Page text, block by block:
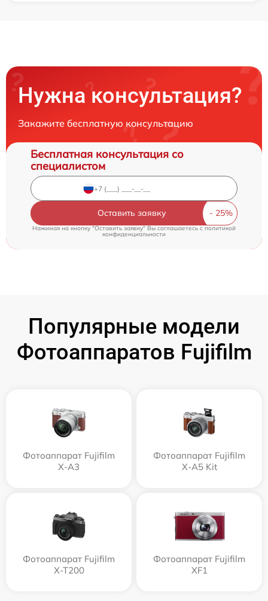
Нужна консультация?
Закажите бесплатную консультацию
Бесплатная консультация со
специалистом
Оставить заявку
Нажимая на кнопку "Оставить заявку" Вы соглашаетесь c политикой
конфиденциальности
Популярные модели
Фотоаппаратов Fujifilm
Фотоаппарат Fujifilm
X-A3
Фотоаппарат Fujifilm
X-A5 Kit
Фотоаппарат Fujifilm
X-T200
Фотоаппарат Fujifilm
XF1